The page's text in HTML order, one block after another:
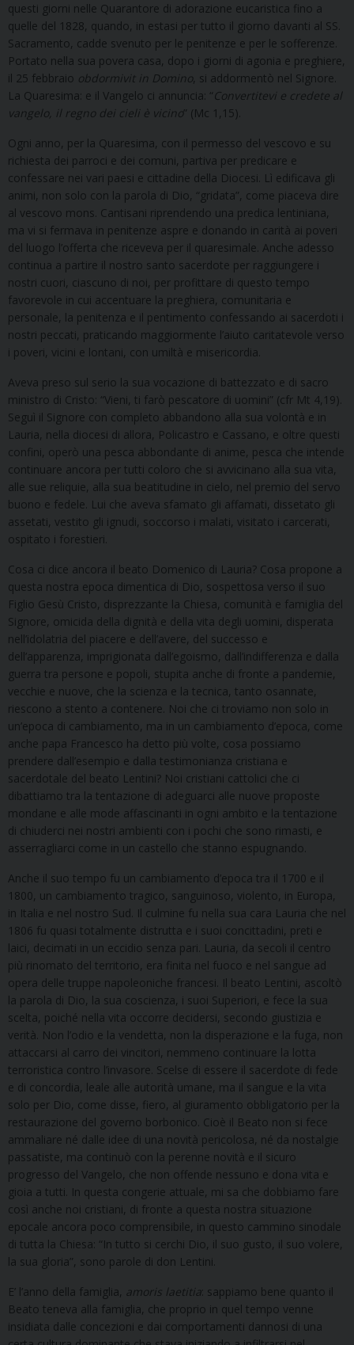
questi giorni nelle Quarantore di adorazione eucaristica fino a
quelle del 1828, quando, in estasi per tutto il giorno davanti al SS.
Sacramento, cadde svenuto per le penitenze e per le sofferenze.
Portato nella sua povera casa, dopo i giorni di agonia e preghiere,
il 25 febbraio obdormivit in Domino, si addormentò nel Signore.
La Quaresima: e il Vangelo ci annuncia: “Convertitevi e credete al
vangelo, il regno dei cieli è vicino” (Mc 1,15).
Ogni anno, per la Quaresima, con il permesso del vescovo e su
richiesta dei parroci e dei comuni, partiva per predicare e
confessare nei vari paesi e cittadine della Diocesi. Lì edificava gli
animi, non solo con la parola di Dio, “gridata”, come piaceva dire
al vescovo mons. Cantisani riprendendo una predica lentiniana,
ma vi si fermava in penitenze aspre e donando in carità ai poveri
del luogo l’offerta che riceveva per il quaresimale. Anche adesso
continua a partire il nostro santo sacerdote per raggiungere i
nostri cuori, ciascuno di noi, per profittare di questo tempo
favorevole in cui accentuare la preghiera, comunitaria e
personale, la penitenza e il pentimento confessando ai sacerdoti i
nostri peccati, praticando maggiormente l’aiuto caritatevole verso
i poveri, vicini e lontani, con umiltà e misericordia.
Aveva preso sul serio la sua vocazione di battezzato e di sacro
ministro di Cristo: “Vieni, ti farò pescatore di uomini” (cfr Mt 4,19).
Seguì il Signore con completo abbandono alla sua volontà e in
Lauria, nella diocesi di allora, Policastro e Cassano, e oltre questi
confini, operò una pesca abbondante di anime, pesca che intende
continuare ancora per tutti coloro che si avvicinano alla sua vita,
alle sue reliquie, alla sua beatitudine in cielo, nel premio del servo
buono e fedele. Lui che aveva sfamato gli affamati, dissetato gli
assetati, vestito gli ignudi, soccorso i malati, visitato i carcerati,
ospitato i forestieri.
Cosa ci dice ancora il beato Domenico di Lauria? Cosa propone a
questa nostra epoca dimentica di Dio, sospettosa verso il suo
Figlio Gesù Cristo, disprezzante la Chiesa, comunità e famiglia del
Signore, omicida della dignità e della vita degli uomini, disperata
nell’idolatria del piacere e dell’avere, del successo e
dell’apparenza, imprigionata dall’egoismo, dall’indifferenza e dalla
guerra tra persone e popoli, stupita anche di fronte a pandemie,
vecchie e nuove, che la scienza e la tecnica, tanto osannate,
riescono a stento a contenere. Noi che ci troviamo non solo in
un’epoca di cambiamento, ma in un cambiamento d’epoca, come
anche papa Francesco ha detto più volte, cosa possiamo
prendere dall’esempio e dalla testimonianza cristiana e
sacerdotale del beato Lentini? Noi cristiani cattolici che ci
dibattiamo tra la tentazione di adeguarci alle nuove proposte
mondane e alle mode affascinanti in ogni ambito e la tentazione
di chiuderci nei nostri ambienti con i pochi che sono rimasti, e
asserragliarci come in un castello che stanno espugnando.
Anche il suo tempo fu un cambiamento d’epoca tra il 1700 e il
1800, un cambiamento tragico, sanguinoso, violento, in Europa,
in Italia e nel nostro Sud. Il culmine fu nella sua cara Lauria che nel
1806 fu quasi totalmente distrutta e i suoi concittadini, preti e
laici, decimati in un eccidio senza pari. Lauria, da secoli il centro
più rinomato del territorio, era finita nel fuoco e nel sangue ad
opera delle truppe napoleoniche francesi. Il beato Lentini, ascoltò
la parola di Dio, la sua coscienza, i suoi Superiori, e fece la sua
scelta, poiché nella vita occorre decidersi, secondo giustizia e
verità. Non l’odio e la vendetta, non la disperazione e la fuga, non
attaccarsi al carro dei vincitori, nemmeno continuare la lotta
terroristica contro l’invasore. Scelse di essere il sacerdote di fede
e di concordia, leale alle autorità umane, ma il sangue e la vita
solo per Dio, come disse, fiero, al giuramento obbligatorio per la
restaurazione del governo borbonico. Cioè il Beato non si fece
ammaliare né dalle idee di una novità pericolosa, né da nostalgie
passatiste, ma continuò con la perenne novità e il sicuro
progresso del Vangelo, che non offende nessuno e dona vita e
gioia a tutti. In questa congerie attuale, mi sa che dobbiamo fare
così anche noi cristiani, di fronte a questa nostra situazione
epocale ancora poco comprensibile, in questo cammino sinodale
di tutta la Chiesa: “In tutto si cerchi Dio, il suo gusto, il suo volere,
la sua gloria”, sono parole di don Lentini.
E’ l’anno della famiglia, amoris laetitia : sappiamo bene quanto il
Beato teneva alla famiglia, che proprio in quel tempo venne
insidiata dalle concezioni e dai comportamenti dannosi di una